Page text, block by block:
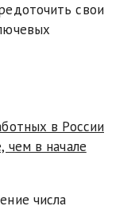
свои
в России
чем в начале
числа